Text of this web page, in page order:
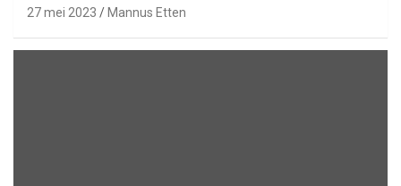
27 mei 2023 Mannus Etten